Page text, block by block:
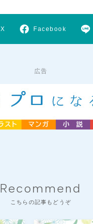
X Facebook
広告
Recommend
こちらの記事もどうぞ